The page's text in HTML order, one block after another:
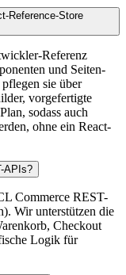
Reference-Store
Referenz
und Seiten-
sie über
vorgefertigte
sodass auch
ohne ein React-
APIs?
Commerce REST-
Wir unterstützen die
Checkout
Logik für